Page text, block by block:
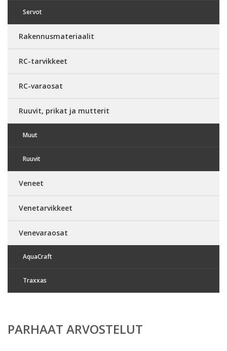
Servot
Rakennusmateriaalit
RC-tarvikkeet
RC-varaosat
Ruuvit, prikat ja mutterit
Muut
Ruuvit
Veneet
Venetarvikkeet
Venevaraosat
AquaCraft
Traxxas
PARHAAT ARVOSTELUT